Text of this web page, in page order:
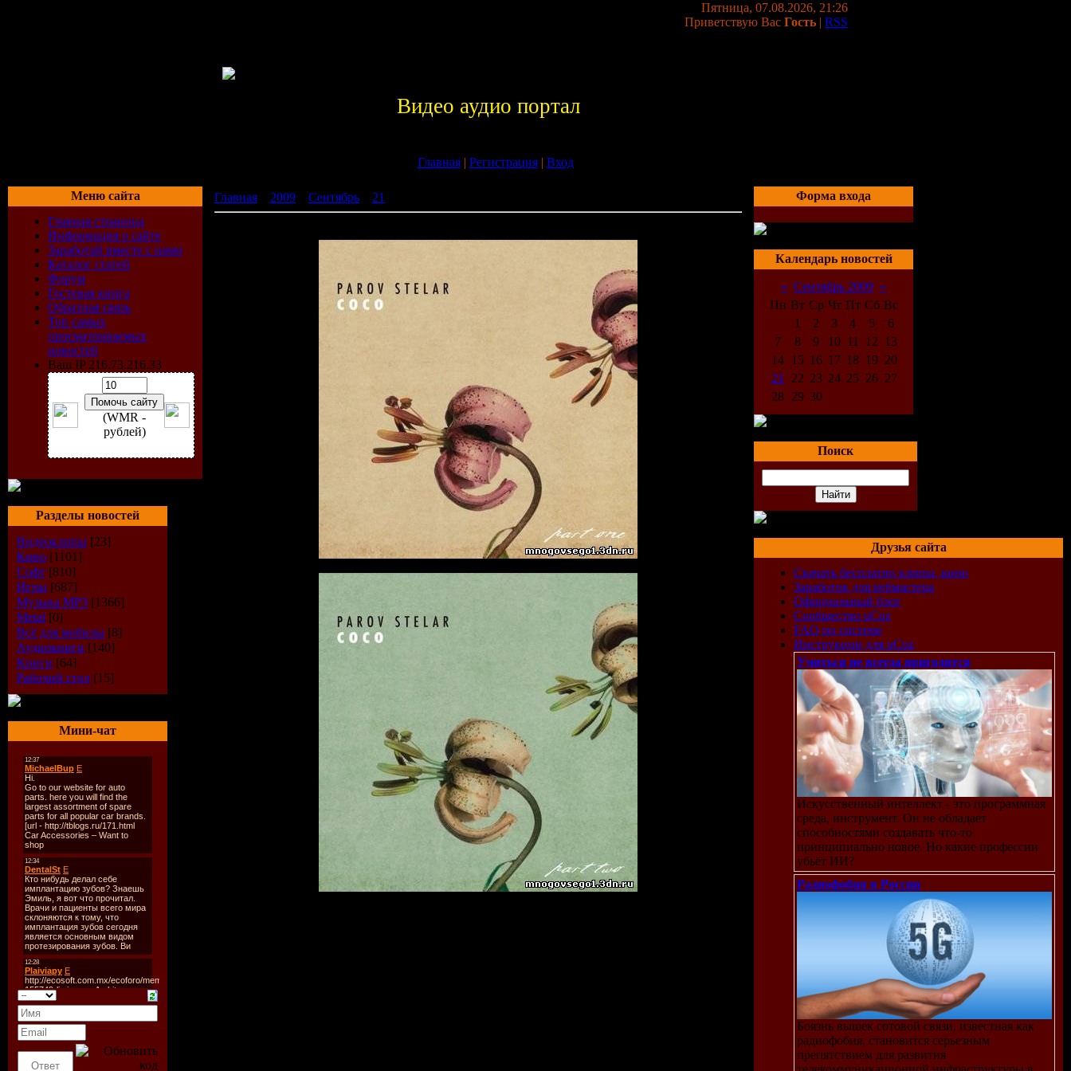
Пятница, 07.08.2026, 21:26
Приветствую Вас Гость | RSS
Видео аудио портал
Главная| Регистрация| Вход
Меню сайта
Главная страница
Информация о сайте
Заработай вместе с нами
Каталог статей
Форум
Гостевая книга
Обратная связь
Топ самых
просматриваемых
новостей
Ваш IP 216.73.216.33
(WMR -
рублей)
Разделы новостей
Видеоклипы [23]
Кино [1101]
Софт [810]
Игры [687]
Музыка МР3 [1366]
Metal [0]
Всё для мобилы [8]
Аудиокниги [140]
Книги [64]
Рабочий стол [15]
Мини-чат
Главная 2009 Сентябрь 21 Форма входа
Календарь новостей
« Сентябрь 2009 »
Пн Вт Ср Чт Пт Сб Вс
1
2 3 4 5
6
7
8 9 10 11 12
13
14
15 16 17 18 19 20
21
22 23 24 25 26 27
28 29 30
Поиск
Друзья сайта
Скачать бесплатно клипы, кино
Заработок для вебмастера
Официальный блог
Сообщество uCoz
FAQ по системе
Инструкции для uCoz
Учиться не всегда пригодится
Искусственный интеллект - это программная
среда, инструмент. Он не обладает
способностями создавать что-то
принципиально новое. Но какие профессии
убьёт ИИ?
Радиофобия в России
Боязнь вышек сотовой связи, известная как
радиофобия, становится серьезным
препятствием для развития